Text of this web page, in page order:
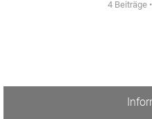
4 Beiträge